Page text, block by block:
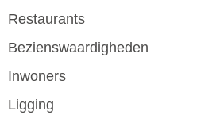
Restaurants
Bezienswaardigheden
Inwoners
Ligging